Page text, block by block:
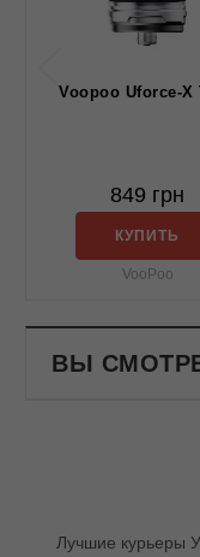
Voopoo Uforce-X
849 грн
КУПИТЬ
VooPoo
ВЫ
Лучшие курьеры